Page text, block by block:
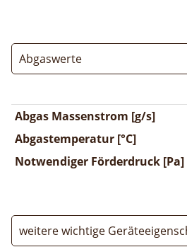
Abgaswerte
Abgas Massenstrom [g/s]
Abgastemperatur [°C]
Notwendiger Förderdruck [Pa]
weitere wichtige